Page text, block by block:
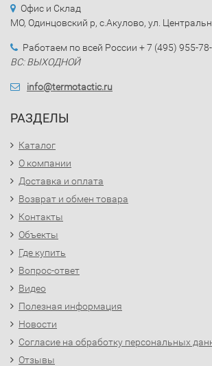
Офис и Склад
МО, Одинцовский р, с.Акулово, ул.
Работаем по всей России + 7 (495) 955-
ВС: ВЫХОДНОЙ
info@termotactic.ru
РАЗДЕЛЫ
Каталог
О компании
Доставка и оплата
Возврат и обмен товара
Контакты
Объекты
Где купить
Вопрос-ответ
Видео
Полезная информация
Новости
Согласие на обработку персональных
Отзывы